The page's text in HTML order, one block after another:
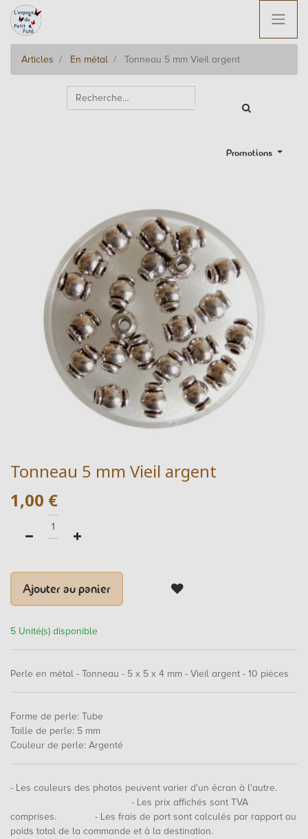
Articles En métal Tonneau 5 mm Vieil argent
Promotions
Tonneau 5 mm Vieil argent
1,00 €
Ajouter au panier
5 Unité(s) disponible
Perle en métal - Tonneau - 5 x 5 x 4 mm - Vieil argent - 10 pièces
Forme de perle: Tube
Taille de perle: 5 mm
Couleur de perle: Argenté
- Les couleurs des photos peuvent varier d'un écran à l'autre.
- Les prix affichés sont TVA
comprises. - Les frais de port sont calculés par rapport au
poids total de la commande et à la destination.